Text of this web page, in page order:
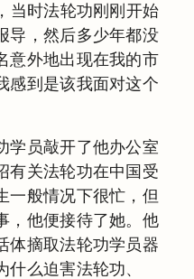
当时法轮功刚刚开始
导，然后多少年都没
意外地出现在我的市
感到是该我面对这个
学员敲开了他办公室
有关法轮功在中国受
一般情况下很忙，但
，他便接待了她。他
体摘取法轮功学员器
么迫害法轮功、